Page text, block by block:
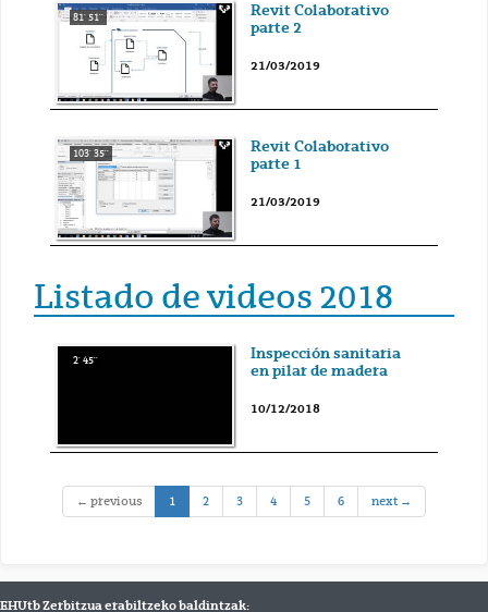
81' 51''
Revit Colaborativo
parte 2
21/03/2019
103' 35''
Revit Colaborativo
parte 1
21/03/2019
Listado de videos 2018
2' 45''
Inspección sanitaria
en pilar de madera
10/12/2018
← previous 1 (current)
2 3 4 5 6 next →
EHUtb Zerbitzua erabiltzeko baldintzak: